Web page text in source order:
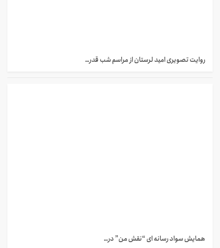
روایت تصویری امید لرستان از مراسم شب قدر…
همایش سواد رسانه ای “نقش من” در…